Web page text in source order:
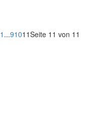
1 ...91011Seite 11 von 11